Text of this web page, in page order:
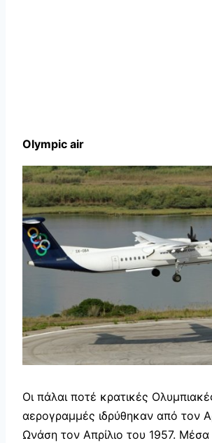
Olympic air
Οι πάλαι ποτέ κρατικές
αερογραμμές ιδρύθηκαν από τον
Ωνάση τον Απρίλιο του 1957.